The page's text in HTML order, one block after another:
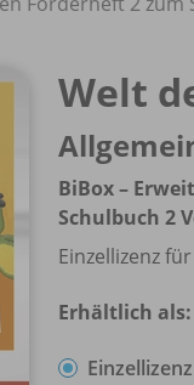
Welt
BiBox –
Schulbuch 2
Einzellizenz
Erhältlich als: